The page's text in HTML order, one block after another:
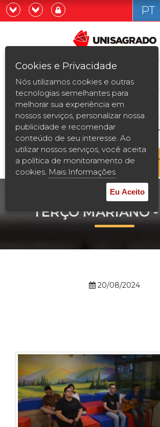
Graduação
Pós-graduação e
Curta Duração
Vestibular
2ª Graduação
Transferência
Reingresso
Internacionalização
UATI
Já sou
Quero ser
PT
ESTUDE AQUI
BOLSAS E
ENTRE EM
TERÇO MARIANO
20/08/2024
Cookies e Privacidade
Nós utilizamos cookies e outras
tecnologias semelhantes para
melhorar sua experiência em
nossos serviços, personalizar nossa
publicidade e recomendar
conteúdo de seu interesse. Ao
utilizar nossos serviços, você aceita
a política de monitoramento de
cookies. Mais Informações
Eu Aceito